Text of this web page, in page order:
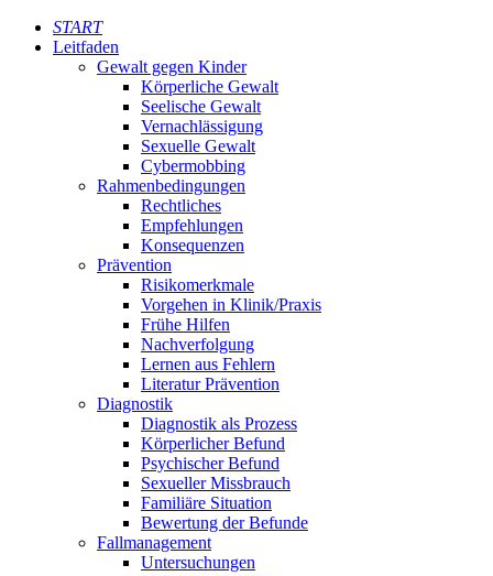
START
Leitfaden
Gewalt gegen Kinder
Körperliche Gewalt
Seelische Gewalt
Vernachlässigung
Sexuelle Gewalt
Cybermobbing
Rahmenbedingungen
Rechtliches
Empfehlungen
Konsequenzen
Prävention
Risikomerkmale
Vorgehen in Klinik/Praxis
Frühe Hilfen
Nachverfolgung
Lernen aus Fehlern
Literatur Prävention
Diagnostik
Diagnostik als Prozess
Körperlicher Befund
Psychischer Befund
Sexueller Missbrauch
Familiäre Situation
Bewertung der Befunde
Fallmanagement
Untersuchungen